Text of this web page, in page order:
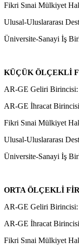
Fikri Sınai Mülkiyet
Ulusal-Uluslararası
Üniversite-Sanayi İş
KÜÇÜK ÖLÇEKLİ
AR-GE Geliri Birincisi:
AR-GE İhracat
Fikri Sınai Mülkiyet
Ulusal-Uluslararası
Üniversite-Sanayi İş
ORTA ÖLÇEKLİ
AR-GE Geliri Birincisi:
AR-GE İhracat
Fikri Sınai Mülkiyet